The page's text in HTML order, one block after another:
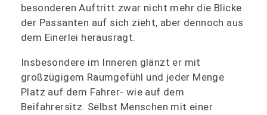
besonderen Auftritt zwar nicht mehr die Blicke
der Passanten auf sich zieht, aber dennoch aus
dem Einerlei herausragt.
Insbesondere im Inneren glänzt er mit
großzügigem Raumgefühl und jeder Menge
Platz auf dem Fahrer- wie auf dem
Beifahrersitz. Selbst Menschen mit einer